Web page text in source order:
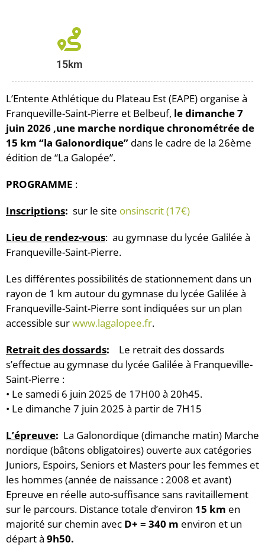
15km
L’Entente Athlétique du Plateau Est (EAPE) organise à
Franqueville-Saint-Pierre et Belbeuf, le dimanche 7
juin 2026 ,une marche nordique chronométrée de
15 km “la Galonordique” dans le cadre de la 26ème
édition de “La Galopée”.
PROGRAMME :
Inscriptions: sur le site onsinscrit (17€)
Lieu de rendez-vous: au gymnase du lycée Galilée à
Franqueville-Saint-Pierre.
Les différentes possibilités de stationnement dans un
rayon de 1 km autour du gymnase du lycée Galilée à
Franqueville-Saint-Pierre sont indiquées sur un plan
accessible surwww.lagalopee.fr.
Retrait des dossards: Le retrait des dossards
s’effectue au gymnase du lycée Galilée à Franqueville-
Saint-Pierre :
• Le samedi 6 juin 2025 de 17H00 à 20h45.
• Le dimanche 7 juin 2025 à partir de 7H15
L’épreuve: La Galonordique (dimanche matin) Marche
nordique (bâtons obligatoires) ouverte aux catégories
Juniors, Espoirs, Seniors et Masters pour les femmes et
les hommes (année de naissance : 2008 et avant)
Epreuve en réelle auto-suffisance sans ravitaillement
sur le parcours. Distance totale d’environ 15 km en
majorité sur chemin avec D+ = 340 m environ et un
départ à 9h50.